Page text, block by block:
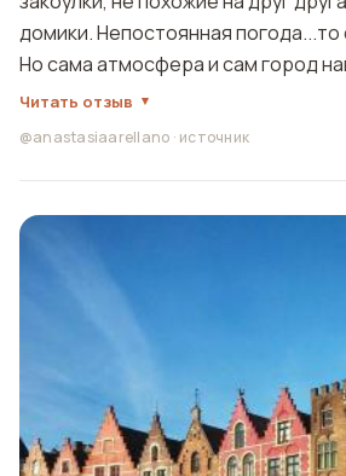
домики. Непостоянная
Но сама атмосфера и сам город
Читать отзыв
@anastasiaarellano · источник